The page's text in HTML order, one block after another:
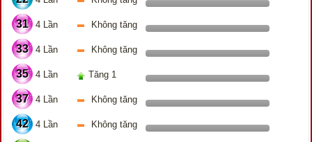
31 4 Lần Không tăng
33 4 Lần Không tăng
35 4 Lần Tăng 1
37 4 Lần Không tăng
42 4 Lần Không tăng